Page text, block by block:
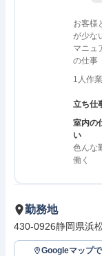
お客様
が少な
マニュ
の仕事
1人作
立ち仕
室内の
い
色んな
働く
勤務地
430-0926静岡県浜
Googleマップで